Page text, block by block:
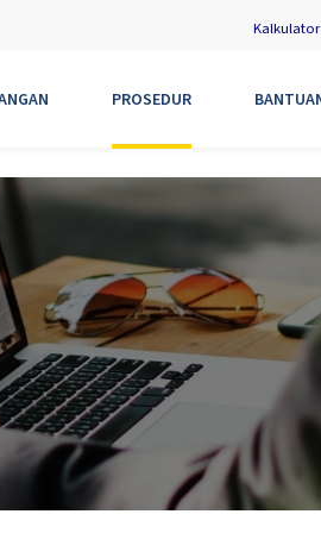
Kalkulator
PROSEDUR